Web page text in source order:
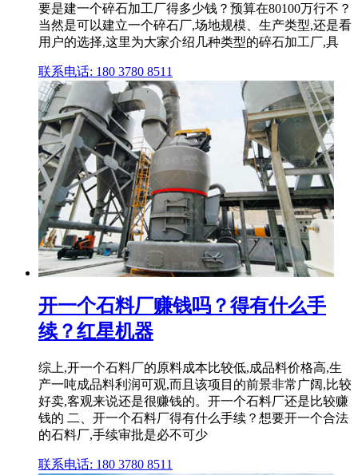
要是建一个碎石加工厂得多少钱？预算在80100万行不？
当然是可以建立一个碎石厂,场地规模、生产类型,还是看
用户的选择,这里为大家介绍几种类型的碎石加工厂,具
联系电话: 180 3780 8511
开一个石料厂赚钱吗？得有什么手
续？红星机器
综上,开一个石料厂的原料成本比较低,成品料价格高,生
产一吨成品料利润可观,而且该项目的前景非常广阔,比较
好卖,客观来说还是很赚钱的。开一个石料厂还是比较赚
钱的 二、开一个石料厂得有什么手续？想要开一个合法
的石料厂,手续审批是必不可少
联系电话: 180 3780 8511